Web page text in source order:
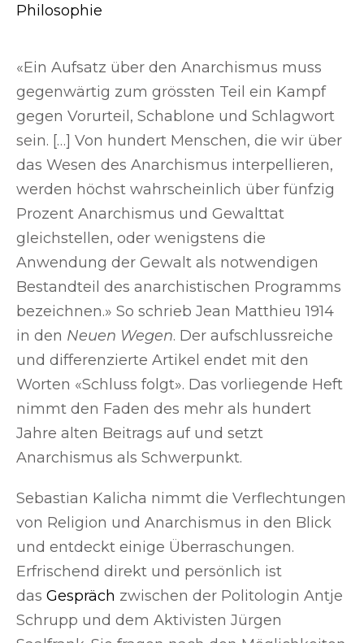
Philosophie
«Ein Aufsatz über den Anarchismus muss
gegenwärtig zum grössten Teil ein Kampf
gegen Vorurteil, Schablone und Schlagwort
sein. […] Von hundert Menschen, die wir über
das Wesen des Anarchismus interpellieren,
werden höchst wahrscheinlich über fünfzig
Prozent Anarchismus und Gewalttat
gleichstellen, oder wenigstens die
Anwendung der Gewalt als notwendigen
Bestandteil des anarchistischen Programms
bezeichnen.» So schrieb Jean Matthieu 1914
in den Neuen Wegen. Der aufschlussreiche
und differenzierte Artikel endet mit den
Worten «Schluss folgt». Das vorliegende Heft
nimmt den Faden des mehr als hundert
Jahre alten Beitrags auf und setzt
Anarchismus als Schwerpunkt.
Sebastian Kalicha nimmt die Verflechtungen
von Religion und Anarchismus in den Blick
und entdeckt einige Überraschungen.
Erfrischend direkt und persönlich ist
das Gespräch zwischen der Politologin Antje
Schrupp und dem Aktivisten Jürgen